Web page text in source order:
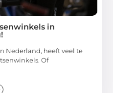
in
Nederland, heeft veel te
Of